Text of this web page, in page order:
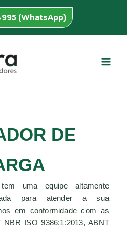
(WhatsApp)
DE
uma equipe altamente
para atender a sua
em conformidade com as
NBR ISO 9386:1:2013, ABNT